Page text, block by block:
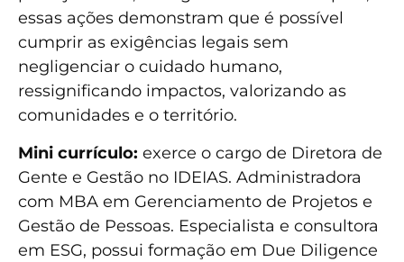
essas ações demonstram que é possível
cumprir as exigências legais sem
negligenciar o cuidado humano,
ressignificando impactos, valorizando as
comunidades e o território.
Mini currículo: exerce o cargo de Diretora de
Gente e Gestão no IDEIAS. Administradora
com MBA em Gerenciamento de Projetos e
Gestão de Pessoas. Especialista e consultora
em ESG, possui formação em Due Diligence